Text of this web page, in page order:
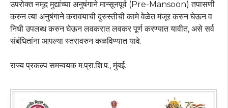
उपरोक्त नमूद मुद्यांच्या अनुषंगाने मान्सूनपूर्व (Pre-Mansoon) तपासणी
करुन त्या अनुषंगाने करावयाची दुरुस्तीची कामे वेळेत मंजूर करुन घेऊन व
निधी उपलब्ध करुन घेऊन लवकरात लवकर पूर्ण करण्यात यावीत, असे सर्व
संबंधितांना आपल्या स्तरावरुन कळविण्यात यावे.
राज्य प्रकल्प समन्वयक म.प्रा.शि.प., मुंबई.